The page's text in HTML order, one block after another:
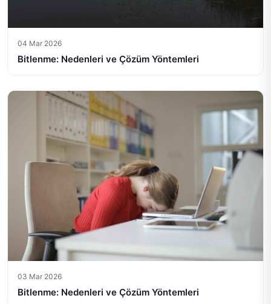
04 Mar 2026
Bitlenme: Nedenleri ve Çözüm Yöntemleri
03 Mar 2026
Bitlenme: Nedenleri ve Çözüm Yöntemleri